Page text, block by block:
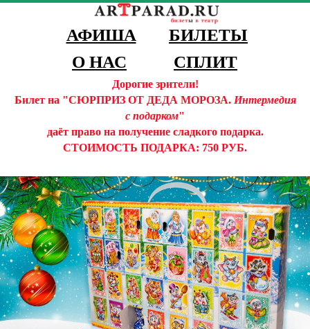
АФИША
БИЛЕТЫ
О НАС
СПЛИТ
Дорогие зрители!
Билет на "СЮРПРИЗ ОТ ДЕДА МОРОЗА. Интермедия
с подарком"
даёт право на получение сладкого подарка.
СТОИМОСТЬ ПОДАРКА: 750 РУБ.